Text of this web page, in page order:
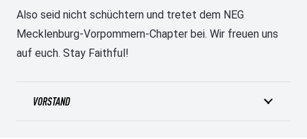
Also seid nicht schüchtern und tretet dem NEG
Mecklenburg-Vorpommern-Chapter bei. Wir freuen uns
auf euch. Stay Faithful!
VORSTAND